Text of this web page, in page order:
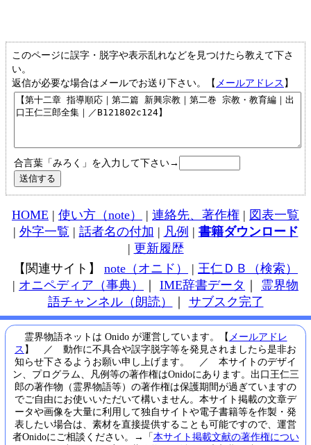
このページに誤字・脱字や表示乱れなどを見つけたら教えて下さ
い。
返信が必要な場合はメールでお送り下さい。【 メールアドレス 】
合言葉「みろく」を入力して下さい→
HOME | 使い方（note） | 連絡先、著作権 | 図表一覧
| 外字一覧 | 話者名の付加 | 凡例 | 書籍ダウンロード
| 更新履歴
【関連サイト】 note（オニド） | 王仁ＤＢ（検索）
| オニペディア（事典） IME辞書データ
霊界物
語チャンネル（朗読）
サブスク完了
霊界物語ネットは Onido が運営しています。【 メールアドレ
ス 】 ／ 動作に不具合や誤字脱字等を発見されましたら是非お
知らせ下さるようお願い申し上げます。 ／ 本サイトのデザイ
ン、プログラム、凡例等の著作権はOnidoにあります。出口王仁三
郎の著作物（霊界物語等）の著作権は保護期間が過ぎていますの
でご自由にお使いいただいて構いません。本サイト掲載の文章デ
ータや画像を大量に利用して独自サイトや電子書籍等を作製・発
表したい場合は、素材を直接提供することも可能ですので、運営
者Onidoにご相談ください。→「本サイト掲載文献の著作権につい